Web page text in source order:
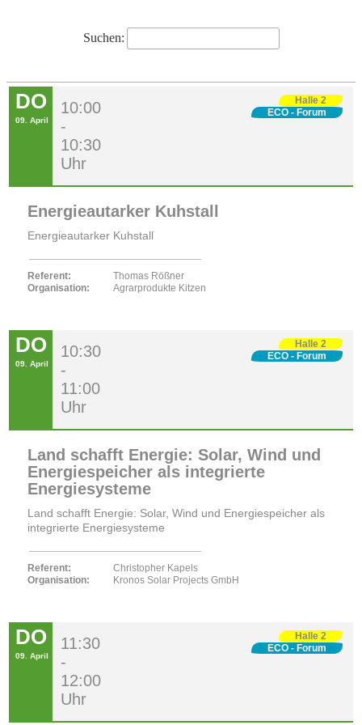
Suchen:
DO
09. April
10:00
-
10:30
Uhr
Halle 2
ECO - Forum
Energieautarker Kuhstall
Energieautarker Kuhstall
Referent:
Thomas Rößner
Organisation:
Agrarprodukte Kitzen
DO
09. April
10:30
-
11:00
Uhr
Halle 2
ECO - Forum
Land schafft Energie: Solar, Wind und
Energiespeicher als integrierte
Energiesysteme
Land schafft Energie: Solar, Wind und Energiespeicher als
integrierte Energiesysteme
Referent:
Christopher Kapels
Organisation:
Kronos Solar Projects GmbH
DO
09. April
11:30
-
12:00
Uhr
Halle 2
ECO - Forum